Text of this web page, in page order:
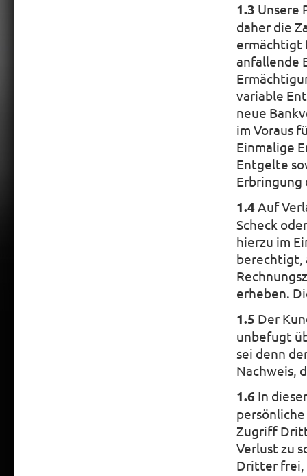
1.3 Unsere
daher die
ermächtigt
anfallende
variable
neue
im Voraus
Einmalige
Entgelte
Erbringung
1.4Auf
Scheck
hierzu im
berechtigt,
erheben.
1.5 Der
unbefugt
sei denn
Nachweis,
1.6 In
Zugriff
Verlust zu
Dritter frei,